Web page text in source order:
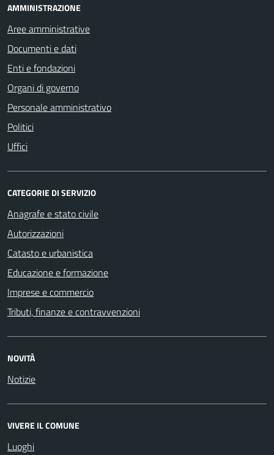
AMMINISTRAZIONE
Aree amministrative
Documenti e dati
Enti e fondazioni
Organi di governo
Personale amministrativo
Politici
Uffici
CATEGORIE DI SERVIZIO
Anagrafe e stato civile
Autorizzazioni
Catasto e urbanistica
Educazione e formazione
Imprese e commercio
Tributi, finanze e contravvenzioni
NOVITÀ
Notizie
VIVERE IL COMUNE
Luoghi